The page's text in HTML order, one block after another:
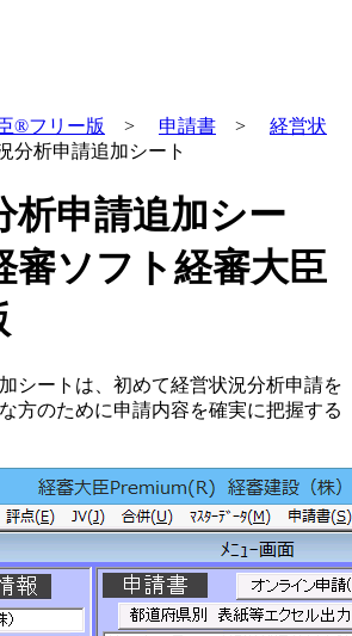
®フリー版 > 申請書 > 経営状
析申請追加シート
析申請追加シー
ソフト経審大臣
シートは、初めて経営状況分析申請を
方のために申請内容を確実に把握する